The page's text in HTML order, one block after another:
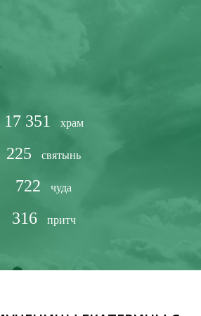
17 351 храм
225 святынь
722 чуда
316 притч